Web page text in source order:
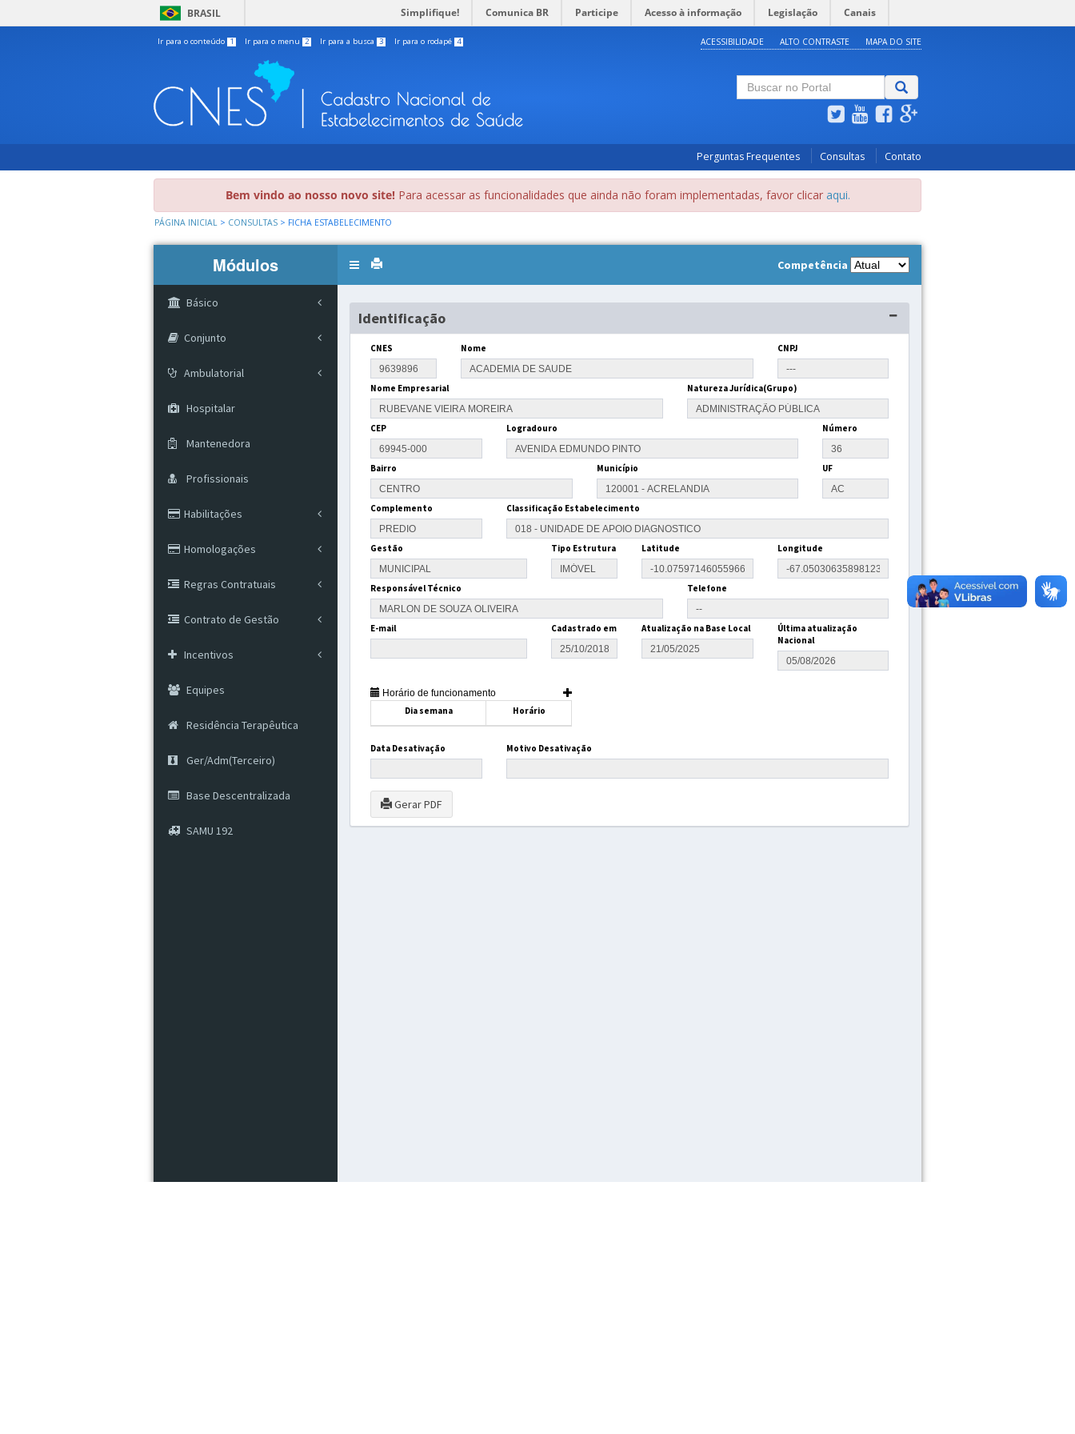
BRASIL Simplifique! Comunica BR Participe Acesso à informação Legislação Canais
Ir para o conteúdo 1 Ir para o menu 2 Ir para a busca 3 Ir para o rodapé 4 ACESSIBILIDADE ALTO CONTRASTE MAPA DO SITE
Perguntas Frequentes Consultas Contato
Bem vindo ao nosso novo site!Para acessar as funcionalidades que ainda não foram implementadas, favor clicar aqui.
PÁGINA INICIAL > CONSULTAS > FICHA ESTABELECIMENTO
Módulos
Toggle
Competência
Básico
Conjunto
Ambulatorial
Hospitalar
Mantenedora
Profissionais
Habilitações
Homologações
Regras Contratuais
Contrato de Gestão
Incentivos
Equipes
Residência Terapêutica
Ger/Adm(Terceiro)
Base Descentralizada
SAMU 192
Identificação
CNES Nome CNPJ
Nome Empresarial Natureza Jurídica(Grupo)
CEP Logradouro Número
Bairro Município UF
Complemento Classificação Estabelecimento
Gestão Tipo Estrutura Latitude Longitude
Responsável Técnico Telefone
E-mail Cadastrado em Atualização na Base Local
Última atualização
Nacional
Horário de funcionamento
Dia semana
Horário
Data Desativação Motivo Desativação
Gerar PDF